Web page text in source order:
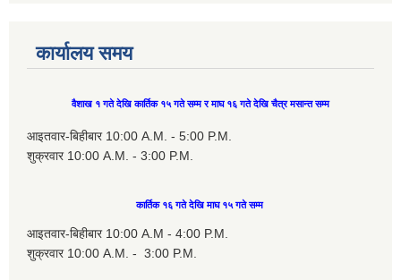
कार्यालय समय
वैशाख १ गते देखि कार्तिक १५ गते सम्म र माघ १६ गते देखि चैत्र मसान्त सम्म
आइतवार-बिहीबार 10:00 A.M. - 5:00 P.M.
शुक्रवार 10:00 A.M. - 3:00 P.M.
कार्तिक १६ गते देखि माघ १५ गते सम्म
आइतवार-बिहीबार 10:00 A.M - 4:00 P.M.
शुक्रवार 10:00 A.M. - 3:00 P.M.